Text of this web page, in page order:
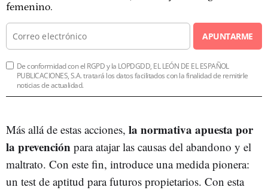
femenino.
APUNTARME
De conformidad con el RGPD y la LOPDGDD, EL LEÓN DE EL ESPAÑOL
PUBLICACIONES, S.A. tratará los datos facilitados con la finalidad de remitirle
noticias de actualidad.
Más allá de estas acciones, la normativa apuesta por
la prevención para atajar las causas del abandono y el
maltrato. Con este fin, introduce una medida pionera:
un test de aptitud para futuros propietarios. Con esta